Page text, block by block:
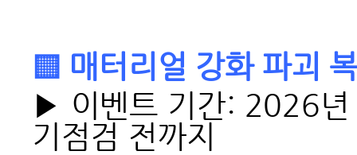
▒ 매터리얼 강화 파괴
▶ 이벤트 기간: 2026
기점검 전까지